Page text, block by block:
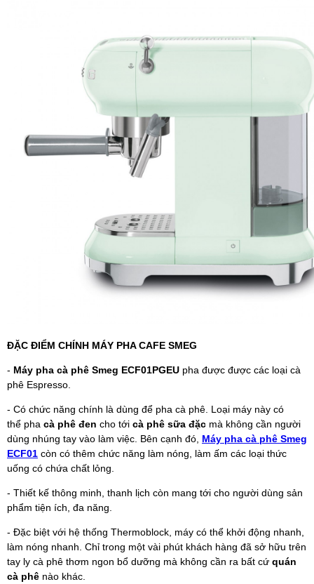
ĐẶC ĐIỂM CHÍNH MÁY PHA CAFE SMEG
- Máy pha cà phê Smeg ECF01PGEU pha được được các loại cà
phê Espresso.
- Có chức năng chính là dùng để pha cà phê. Loại máy này có
thể pha cà phê đen cho tới cà phê sữa đặc mà không cần người
dùng nhúng tay vào làm việc. Bên cạnh đó, Máy pha cà phê Smeg
ECF01 còn có thêm chức năng làm nóng, làm ấm các loại thức
uống có chứa chất lỏng.
- Thiết kế thông minh, thanh lịch còn mang tới cho người dùng sản
phẩm tiện ích, đa năng.
- Đặc biệt với hệ thống Thermoblock, máy có thể khởi động nhanh,
làm nóng nhanh. Chỉ trong một vài phút khách hàng đã sở hữu trên
tay ly cà phê thơm ngon bổ dưỡng mà không cần ra bất cứ quán
cà phê nào khác.